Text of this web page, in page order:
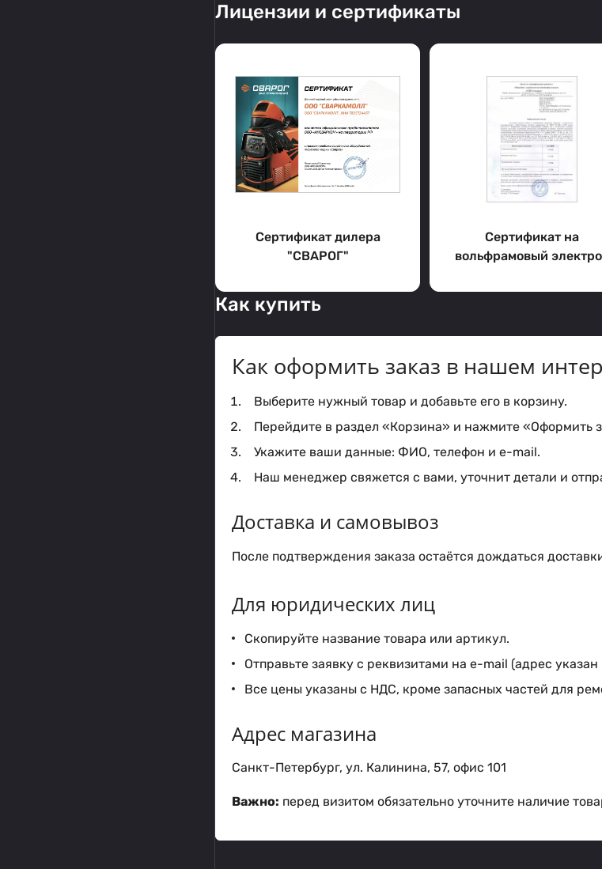
Лицензии и сертификаты
Сертификат дилера
"СВАРОГ"
Сертификат на
вольфрамовый
Как купить
Как оформить заказ в нашем
Выберите нужный товар и добавьте его в корзину.
Перейдите в раздел «Корзина» и нажмите «Оформить
Укажите ваши данные: ФИО, телефон и e-mail.
Наш менеджер свяжется с вами, уточнит детали и
Доставка и самовывоз
После подтверждения заказа остаётся дождаться
Для юридических лиц
Скопируйте название товара или артикул.
Отправьте заявку с реквизитами на e-mail (адрес
Все цены указаны с НДС, кроме запасных частей для
Адрес магазина
Санкт-Петербург, ул. Калинина, 57, офис 101
Важно: перед визитом обязательно уточните наличие